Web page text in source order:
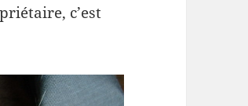
c’est